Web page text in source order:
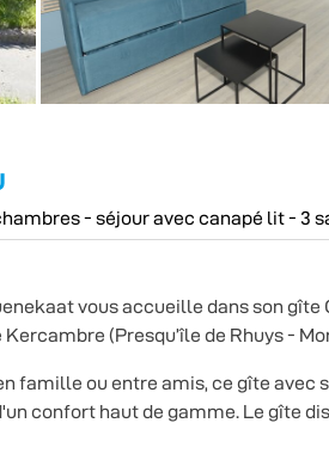
- séjour avec canapé lit - 3
vous accueille dans son
(Presqu’île de Rhuys -
famille ou entre amis, ce gîte
confort haut de gamme. Le gîte